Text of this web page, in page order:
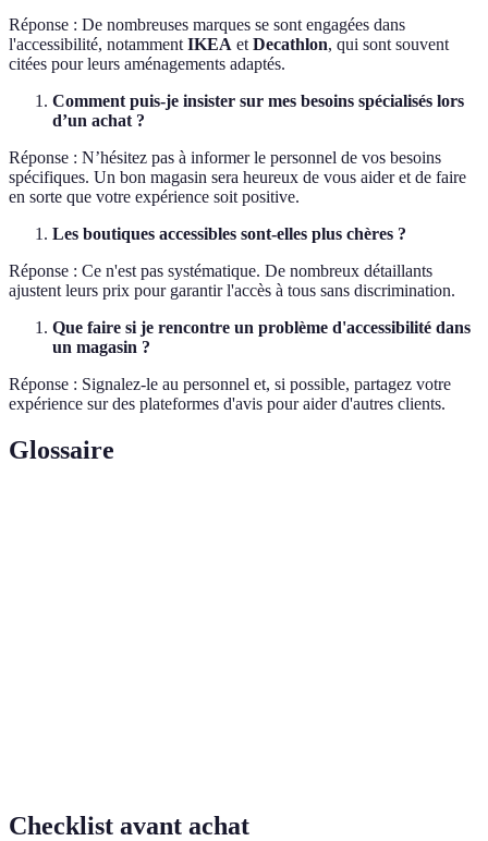
Réponse : De nombreuses marques se sont engagées dans
l'accessibilité, notamment IKEA et Decathlon, qui sont souvent
citées pour leurs aménagements adaptés.
Comment puis-je insister sur mes besoins spécialisés lors
d’un achat ?
Réponse : N’hésitez pas à informer le personnel de vos besoins
spécifiques. Un bon magasin sera heureux de vous aider et de faire
en sorte que votre expérience soit positive.
Les boutiques accessibles sont-elles plus chères ?
Réponse : Ce n'est pas systématique. De nombreux détaillants
ajustent leurs prix pour garantir l'accès à tous sans discrimination.
Que faire si je rencontre un problème d'accessibilité dans
un magasin ?
Réponse : Signalez-le au personnel et, si possible, partagez votre
expérience sur des plateformes d'avis pour aider d'autres clients.
Glossaire
Checklist avant achat